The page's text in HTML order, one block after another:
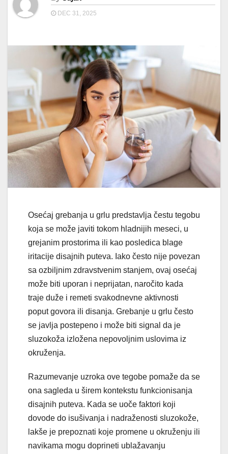
DEC 31, 2025
Osećaj grebanja u grlu predstavlja čestu tegobu
koja se može javiti tokom hladnijih meseci, u
grejanim prostorima ili kao posledica blage
iritacije disajnih puteva. Iako često nije povezan
sa ozbiljnim zdravstvenim stanjem, ovaj osećaj
može biti uporan i neprijatan, naročito kada
traje duže i remeti svakodnevne aktivnosti
poput govora ili disanja. Grebanje u grlu često
se javlja postepeno i može biti signal da je
sluzokoža izložena nepovoljnim uslovima iz
okruženja.
Razumevanje uzroka ove tegobe pomaže da se
ona sagleda u širem kontekstu funkcionisanja
disajnih puteva. Kada se uoče faktori koji
dovode do isušivanja i nadraženosti sluzokože,
lakše je prepoznati koje promene u okruženju ili
navikama mogu doprineti ublažavanju